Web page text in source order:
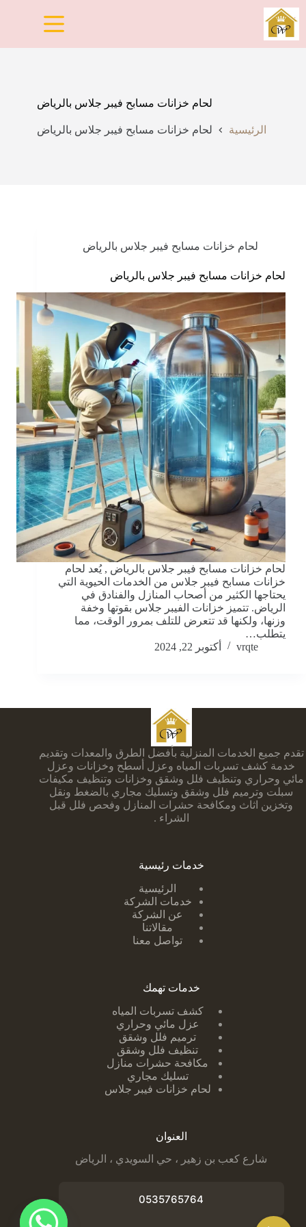
التجاوز
إلى
المحتوى
لحام خزانات مسابح فيبر جلاس بالرياض
الرئيسية لحام خزانات مسابح فيبر جلاس بالرياض
لحام خزانات مسابح فيبر جلاس بالرياض
لحام خزانات مسابح فيبر جلاس بالرياض
لحام خزانات مسابح فيبر جلاس بالرياض , يُعد لحام
خزانات مسابح فيبر جلاس من الخدمات الحيوية التي
يحتاجها الكثير من أصحاب المنازل والفنادق في
الرياض. تتميز خزانات الفيبر جلاس بقوتها وخفة
وزنها، ولكنها قد تتعرض للتلف بمرور الوقت، مما
يتطلب…
vrqte
أكتوبر 22, 2024
تقدم جميع الخدمات المنزلية بأفضل الطرق والمعدات وتقديم
خدمة كشف تسربات المياه وعزل أسطح وخزانات وعزل
مائي وحراري وتنظيف فلل وشقق وخزانات وتنظيف مكيفات
سبلت وترميم فلل وشقق وتسليك مجاري بالضغط ونقل
وتخزين اثاث ومكافحة حشرات المنازل وفحص فلل قبل
الشراء .
خدمات رئيسية
الرئيسية
خدمات الشركة
عن الشركة
مقالاتنا
تواصل معنا
خدمات تهمك
كشف تسربات ا لمياه
عزل مائي وحراري
ترميم فلل وشقق
تنظيف فلل وشقق
مكافحة حشرات منازل
تسليك مجاري
لحام خزانات فيبر جلاس
العنوان
شارع كعب بن زهير ، حي السويدي ، الرياض
0535765764